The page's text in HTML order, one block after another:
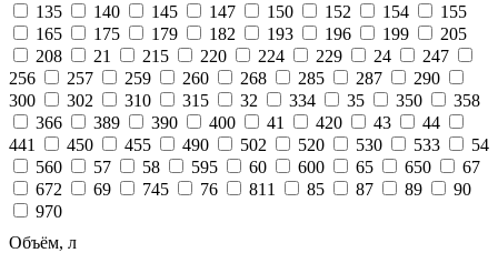
135
140 145 147 150 152 154
155
165
175 179 182 193 196 199
205
208
21 215 220 224 229 24
247
256
257 259 260 268 285 287
290
300
302 310 315 32 334 35 350
358
366
389 390 400 41 420 43
44
441
450 455 490 502 520 530 533
54
560
57 58 595 60 600 65 650
67
672
69 745 76 811 85 87 89
90
970
Объём, л